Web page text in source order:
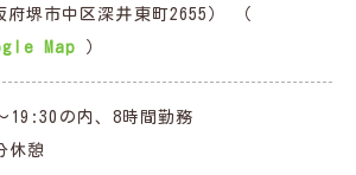
府堺市中区深井東町2655） （
Map ）
19:30の内、8時間勤務
休憩